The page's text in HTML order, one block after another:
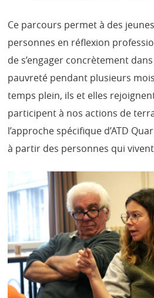
Ce parcours permet à des
personnes en réflexion
de s’engager concrètement
pauvreté pendant plusieurs
temps plein, ils et elles
participent à nos actions de
l’approche spécifique d’ATD
à partir des personnes qui